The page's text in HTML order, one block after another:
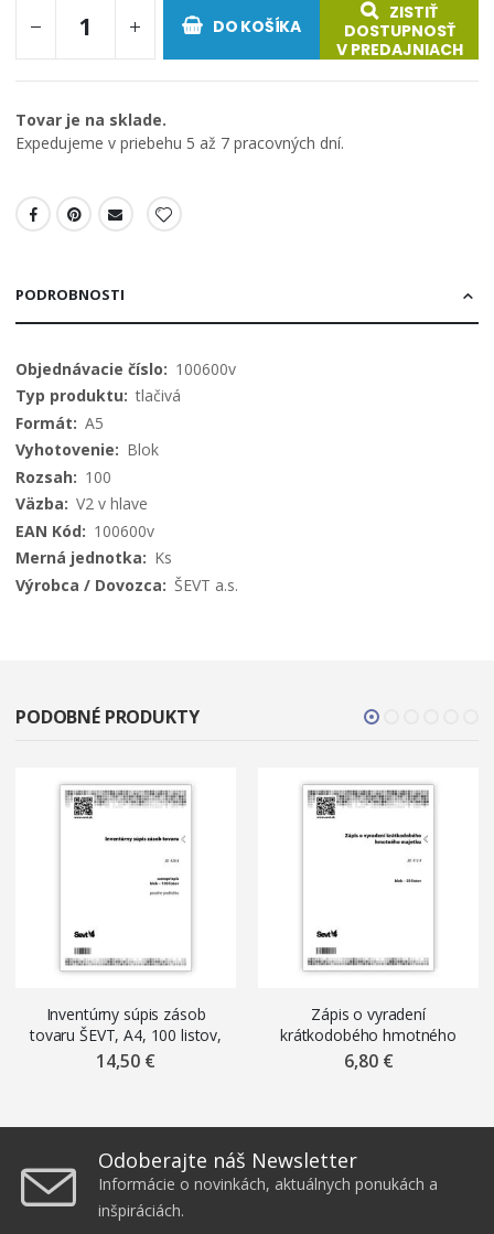
DO KOŠÍKA
ZISTIŤ
DOSTUPNOSŤ
V PREDAJNIACH
Tovar je na sklade.
Expedujeme v priebehu 5 až 7 pracovných dní.
PODROBNOSTI
Viac
informácií
100600v
tlačivá
A5
Blok
100
V2 v hlave
100600v
Ks
ŠEVT a.s.
PODOBNÉ PRODUKTY
Inventúrny súpis zásob
tovaru ŠEVT, A4, 100 listov,
samopriepis
14,50 €
Zápis o vyradení
krátkodobého hmotného
majetku ŠEVT, A4, 50 listov
6,80 €
Odoberajte náš Newsletter
Informácie o novinkách, aktuálnych ponukách a
inšpiráciách.